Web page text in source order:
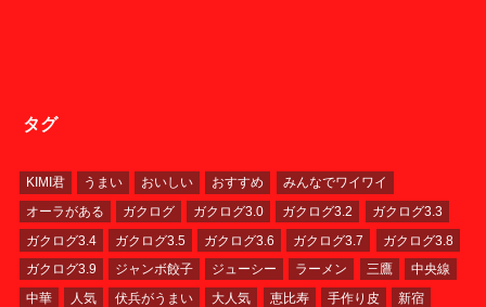
タグ
KIMI君 うまい おいしい おすすめ
みんなでワイワイ
オーラがある
ガクログ ガクログ3.0 ガクログ3.2
ガクログ3.3
ガクログ3.4
ガクログ3.5 ガクログ3.6 ガクログ3.7
ガクログ3.8
ガクログ3.9
ジャンボ餃子 ジューシー ラーメン 三鷹
中央線
中華
人気 伏兵がうまい 大人気 恵比寿 手作り皮
新宿